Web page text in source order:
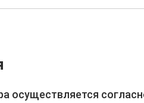
осуществляется